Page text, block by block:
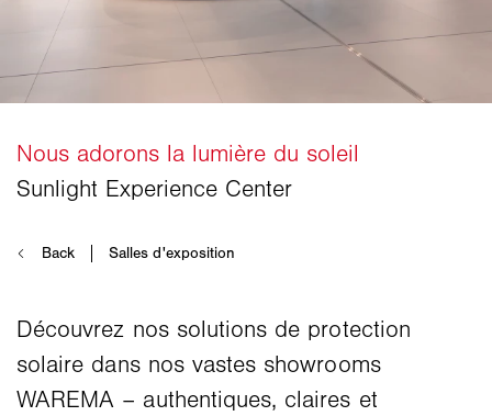
Découvrez nos solutions de protection
solaire dans nos vastes showrooms
WAREMA – authentiques, claires et